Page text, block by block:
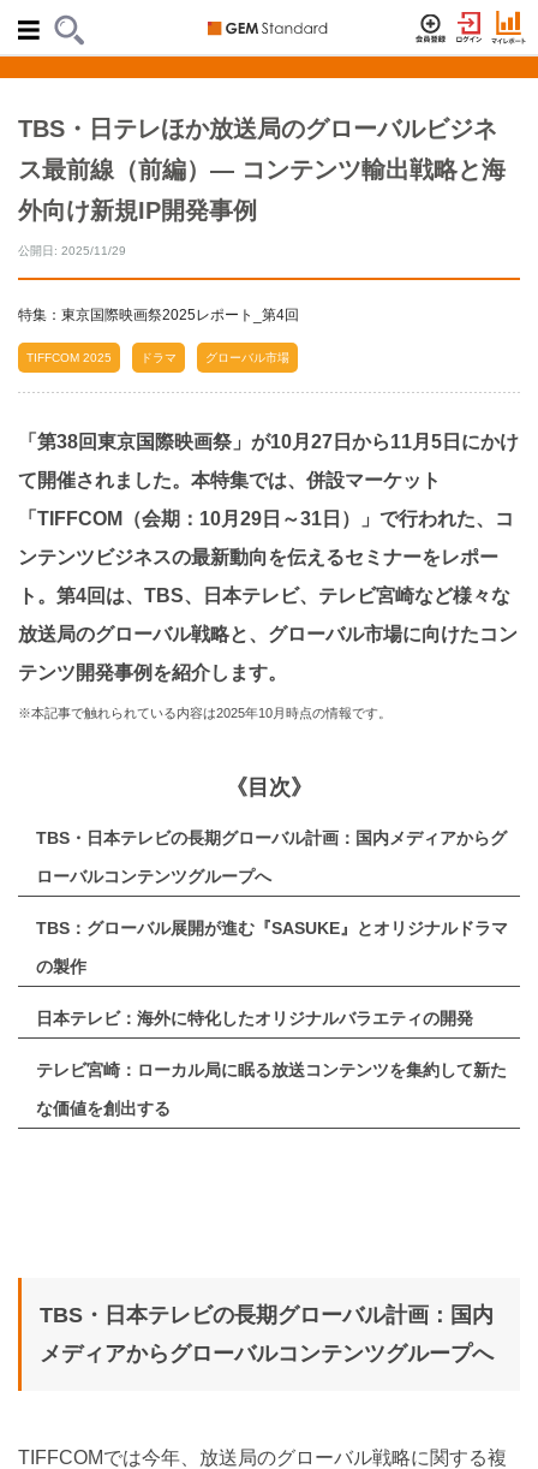
TBS・日テレほか放送局のグローバルビジネ
ス最前線（前編）— コンテンツ輸出戦略と海
外向け新規IP開発事例
公開日: 2025/11/29
特集：東京国際映画祭2025レポート_第4回
TIFFCOM 2025 ドラマ グローバル市場
「第38回東京国際映画祭」が10月27日から11月5日にかけ
て開催されました。本特集では、併設マーケット
「TIFFCOM（会期：10月29日～31日）」で行われた、コ
ンテンツビジネスの最新動向を伝えるセミナーをレポー
ト。第4回は、TBS、日本テレビ、テレビ宮崎など様々な
放送局のグローバル戦略と、グローバル市場に向けたコン
テンツ開発事例を紹介します。
※本記事で触れられている内容は2025年10月時点の情報です。
《目次》
TBS・日本テレビの長期グローバル計画：国内メディアからグ
ローバルコンテンツグループへ
TBS：グローバル展開が進む『SASUKE』とオリジナルドラマ
の製作
日本テレビ：海外に特化したオリジナルバラエティの開発
テレビ宮崎：ローカル局に眠る放送コンテンツを集約して新た
な価値を創出する
TBS・日本テレビの長期グローバル計画：国内
メディアからグローバルコンテンツグループへ
TIFFCOMでは今年、放送局のグローバル戦略に関する複